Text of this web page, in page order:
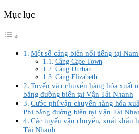
Mục lục
Một số cảng biển nổi tiếng tại Nam
Cảng Cape Town
Cảng Durban
Cảng Elizabeth
Tuyến vận chuyển hàng hóa xuất
bằng đường biển tại Vận Tải Nhanh
Cước phí vận chuyển hàng hóa
Phi bằng đường biển tại Vận Tải
Các tuyến vận chuyển, xuất khẩu
Tải Nhanh